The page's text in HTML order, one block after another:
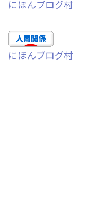
にほんブログ村
にほんブログ村